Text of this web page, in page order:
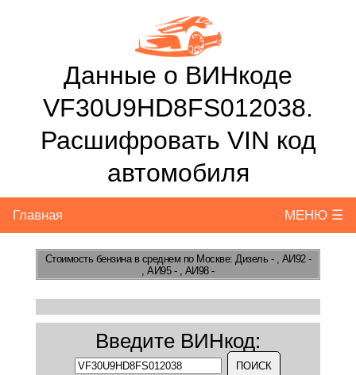
Данные о ВИНкоде
VF30U9HD8FS012038.
Расшифровать VIN код
автомобиля
Главная МЕНЮ ☰
Стоимость бензинав среднем по Москве: Дизель - , АИ92 -
, АИ95 - , АИ98 -
Введите ВИНкод: